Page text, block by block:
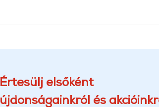
Értesülj elsőként
újdonságainkról és